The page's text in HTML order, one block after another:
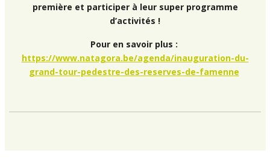
première et participer à leur super programme
d’activités !
Pour en savoir plus :
https://www.natagora.be/agenda/inauguration-du-
grand-tour-pedestre-des-reserves-de-famenne